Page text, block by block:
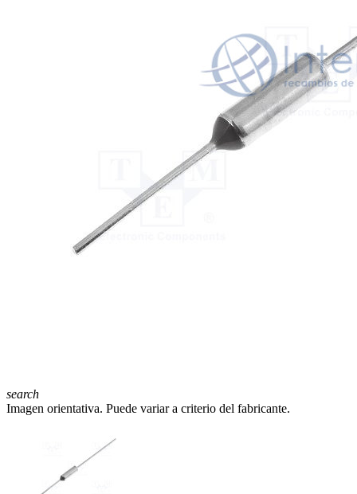
search
Imagen orientativa. Puede variar a criterio del fabricante.